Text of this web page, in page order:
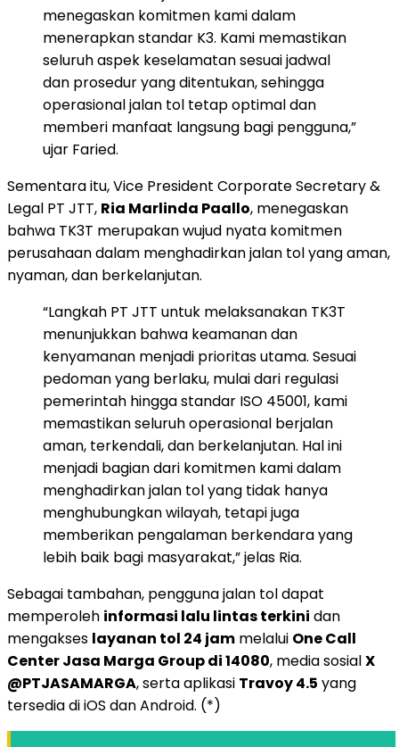
menegaskan komitmen kami dalam
menerapkan standar K3. Kami memastikan
seluruh aspek keselamatan sesuai jadwal
dan prosedur yang ditentukan, sehingga
operasional jalan tol tetap optimal dan
memberi manfaat langsung bagi pengguna,”
ujar Faried.
Sementara itu, Vice President Corporate Secretary &
Legal PT JTT, Ria Marlinda Paallo, menegaskan
bahwa TK3T merupakan wujud nyata komitmen
perusahaan dalam menghadirkan jalan tol yang aman,
nyaman, dan berkelanjutan.
“Langkah PT JTT untuk melaksanakan TK3T
menunjukkan bahwa keamanan dan
kenyamanan menjadi prioritas utama. Sesuai
pedoman yang berlaku, mulai dari regulasi
pemerintah hingga standar ISO 45001, kami
memastikan seluruh operasional berjalan
aman, terkendali, dan berkelanjutan. Hal ini
menjadi bagian dari komitmen kami dalam
menghadirkan jalan tol yang tidak hanya
menghubungkan wilayah, tetapi juga
memberikan pengalaman berkendara yang
lebih baik bagi masyarakat,” jelas Ria.
Sebagai tambahan, pengguna jalan tol dapat
memperoleh informasi lalu lintas terkini dan
mengakses layanan tol 24 jam melalui One Call
Center Jasa Marga Group di 14080, media sosialX
@PTJASAMARGA, serta aplikasi Travoy 4.5 yang
tersedia di iOS dan Android. (*)